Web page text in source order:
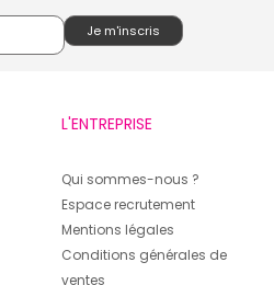
L'ENTREPRISE
Qui sommes-nous ?
Espace recrutement
Mentions légales
Conditions générales de
ventes